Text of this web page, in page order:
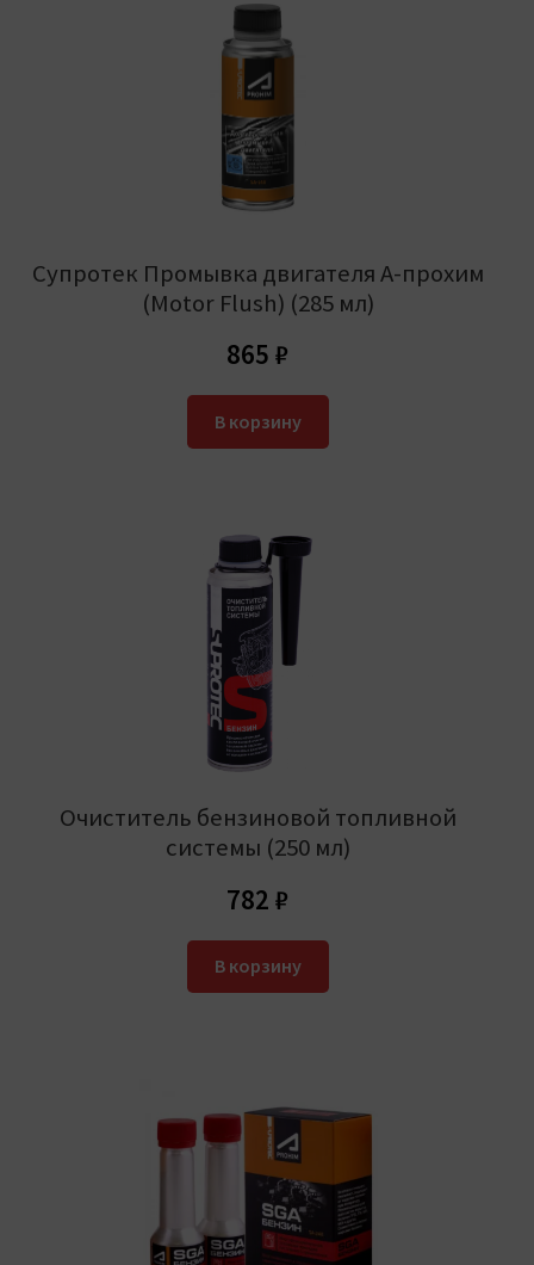
8 800 500-93-81
Супротек Промывка двигателя А-прохим
(Motor Flush) (285 мл)
865 ₽
В корзину
Очиститель бензиновой топливной
системы (250 мл)
782 ₽
В корзину